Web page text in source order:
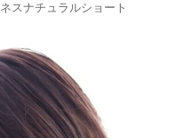
スナチュラルショート